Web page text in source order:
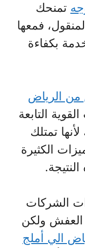
تمنحك
فمعها
بكفاءة
الرياض
التابعة
تمتلك
الكثيرة
الشركات
ولكن
الي أملج